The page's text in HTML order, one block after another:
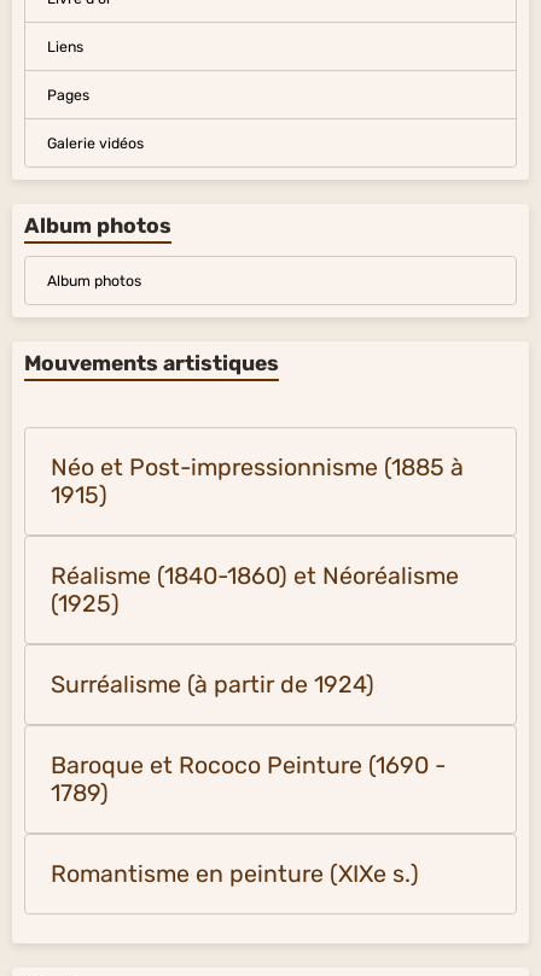
Liens
Pages
Galerie vidéos
Album photos
Album photos
Mouvements artistiques
Néo et Post-impressionnisme (1885 à
1915)
Réalisme (1840-1860) et Néoréalisme
(1925)
Surréalisme (à partir de 1924)
Baroque et Rococo Peinture (1690 -
1789)
Romantisme en peinture (XIXe s.)